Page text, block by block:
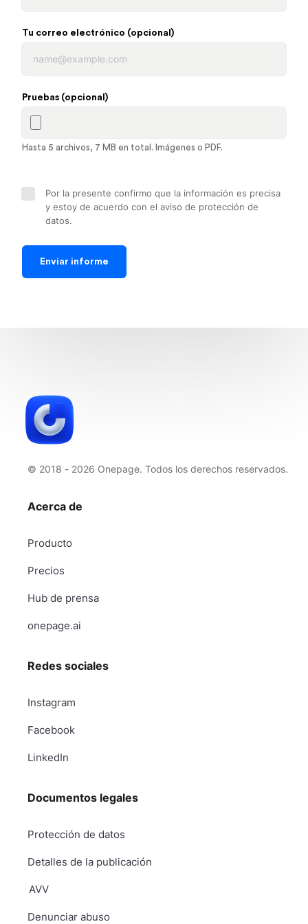
Tu correo electrónico (opcional)
Pruebas (opcional)
Hasta 5 archivos, 7 MB en total. Imágenes o PDF.
Por la presente confirmo que la información es precisa
y estoy de acuerdo con el aviso de protección de
datos.
Enviar informe
© 2018 - 2026 Onepage. Todos los derechos reservados.
Acerca de
Producto
Precios
Hub de prensa
onepage.ai
Redes sociales
Instagram
Facebook
LinkedIn
Documentos legales
Protección de datos
Detalles de la publicación
AVV
Denunciar abuso